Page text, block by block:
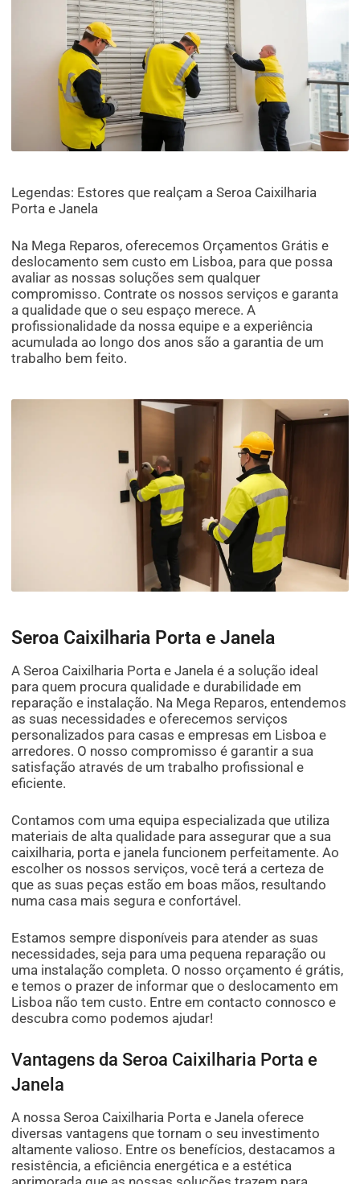
Legendas: Estores que realçam a Seroa Caixilharia
Porta e Janela
Na Mega Reparos, oferecemos Orçamentos Grátis e
deslocamento sem custo em Lisboa, para que possa
avaliar as nossas soluções sem qualquer
compromisso. Contrate os nossos serviços e garanta
a qualidade que o seu espaço merece. A
profissionalidade da nossa equipe e a experiência
acumulada ao longo dos anos são a garantia de um
trabalho bem feito.
Seroa Caixilharia Porta e Janela
A Seroa Caixilharia Porta e Janela é a solução ideal
para quem procura qualidade e durabilidade em
reparação e instalação. Na Mega Reparos, entendemos
as suas necessidades e oferecemos serviços
personalizados para casas e empresas em Lisboa e
arredores. O nosso compromisso é garantir a sua
satisfação através de um trabalho profissional e
eficiente.
Contamos com uma equipa especializada que utiliza
materiais de alta qualidade para assegurar que a sua
caixilharia, porta e janela funcionem perfeitamente. Ao
escolher os nossos serviços, você terá a certeza de
que as suas peças estão em boas mãos, resultando
numa casa mais segura e confortável.
Estamos sempre disponíveis para atender as suas
necessidades, seja para uma pequena reparação ou
uma instalação completa. O nosso orçamento é grátis,
e temos o prazer de informar que o deslocamento em
Lisboa não tem custo. Entre em contacto connosco e
descubra como podemos ajudar!
Vantagens da Seroa Caixilharia Porta e
Janela
A nossa Seroa Caixilharia Porta e Janela oferece
diversas vantagens que tornam o seu investimento
altamente valioso. Entre os benefícios, destacamos a
resistência, a eficiência energética e a estética